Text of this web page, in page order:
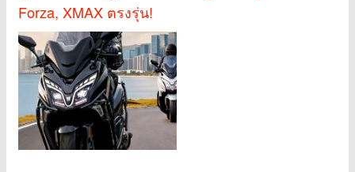
Forza, XMAX ตรงรุ่น!